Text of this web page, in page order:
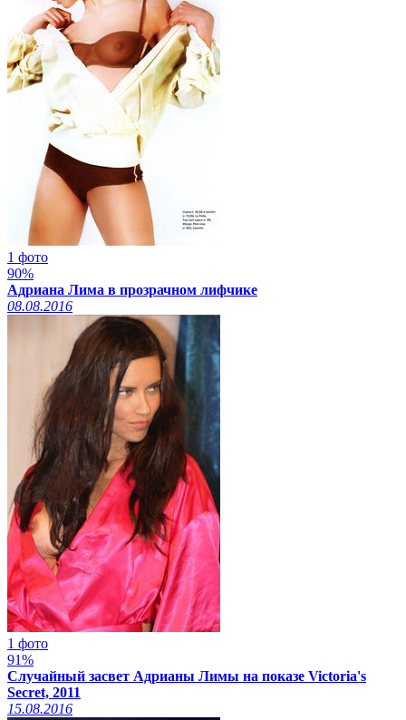
1 фото
90%
Адриана Лима в прозрачном лифчике
08.08.2016
1 фото
91%
Случайный засвет Адрианы Лимы на показе Victoria's
Secret, 2011
15.08.2016